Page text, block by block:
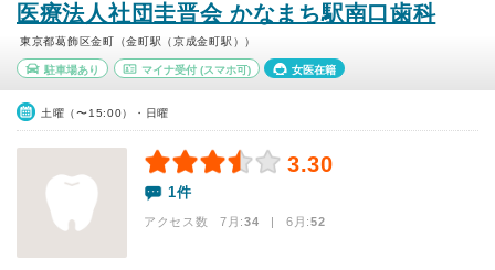
医療法人社団圭晋会 かなまち駅南口歯科
東京都葛飾区金町（金町駅（京成金町駅））
駐車場あり マイナ受付(スマホ可) 女医在籍
土曜（〜15:00）・日曜
3.30
1件
アクセス数 7月:34 | 6月:52